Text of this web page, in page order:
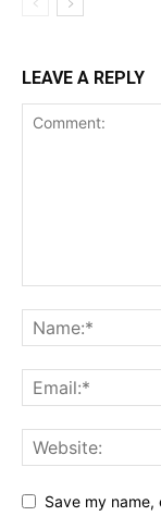
LEAVE A REPLY
Save my